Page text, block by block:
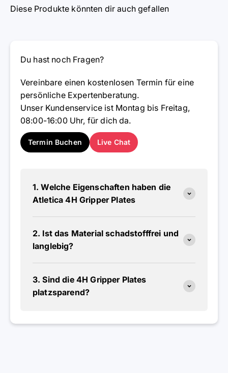
Diese Produkte könnten dir auch gefallen
Du hast noch Fragen?
Vereinbare einen kostenlosen Termin für eine
persönliche Expertenberatung.
Unser Kundenservice ist Montag bis Freitag,
08:00-16:00 Uhr, für dich da.
Termin Buchen Live Chat
1. Welche Eigenschaften haben die
Atletica 4H Gripper Plates
2. Ist das Material schadstofffrei und
langlebig?
3. Sind die 4H Gripper Plates
platzsparend?